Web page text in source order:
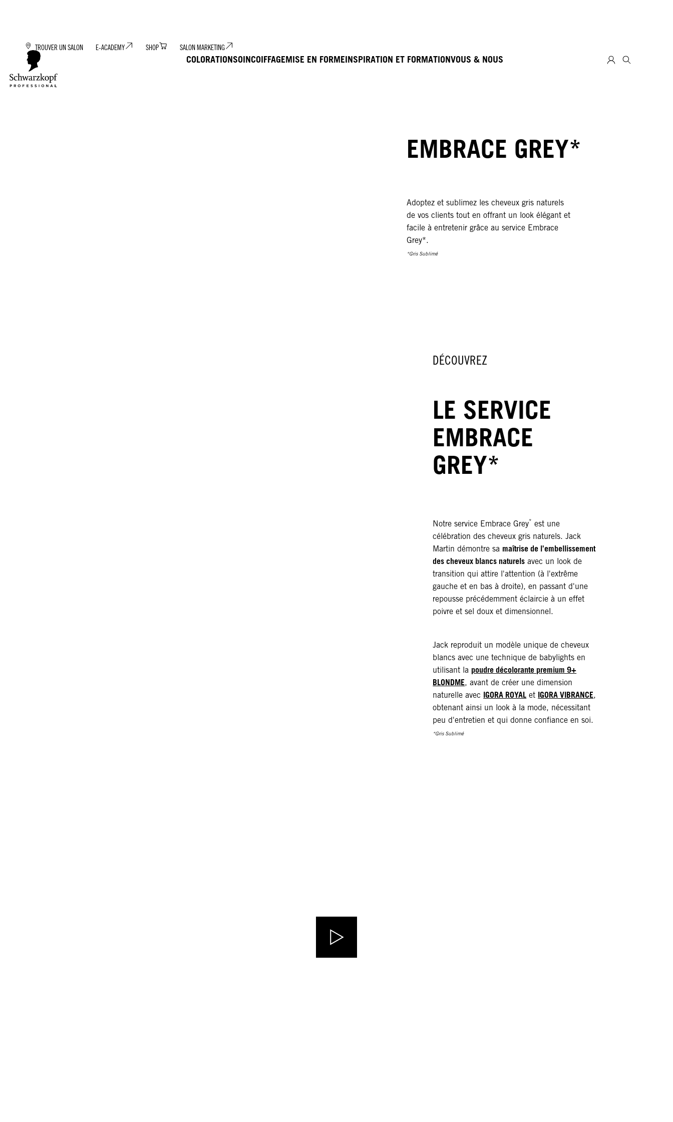
COLORATIONSOINCOIFFAGEMISE EN FORMEINSPIRATION ET FORMATIONVOUS & NOUS
TROUVER UN SALON E-ACADEMY SHOP SALON MARKETING
EMBRACE GREY*
Adoptez et sublimez les cheveux gris naturels
de vos clients tout en offrant un look élégant et
facile à entretenir grâce au service Embrace
Grey*.
*Gris Sublimé
DÉCOUVREZ
LE SERVICE
EMBRACE
GREY*
Notre service Embrace Grey* est une
célébration des cheveux gris naturels. Jack
Martin démontre sa maîtrise de l'embellissement
des cheveux blancs naturels avec un look de
transition qui attire l'attention (à l'extrême
gauche et en bas à droite), en passant d'une
repousse précédemment éclaircie à un effet
poivre et sel doux et dimensionnel.
Jack reproduit un modèle unique de cheveux
blancs avec une technique de babylights en
utilisant la poudre décolorante premium 9+
BLONDME, avant de créer une dimension
naturelle avec IGORA ROYAL et IGORA VIBRANCE,
obtenant ainsi un look à la mode, nécessitant
peu d'entretien et qui donne confiance en soi.
*Gris Sublimé